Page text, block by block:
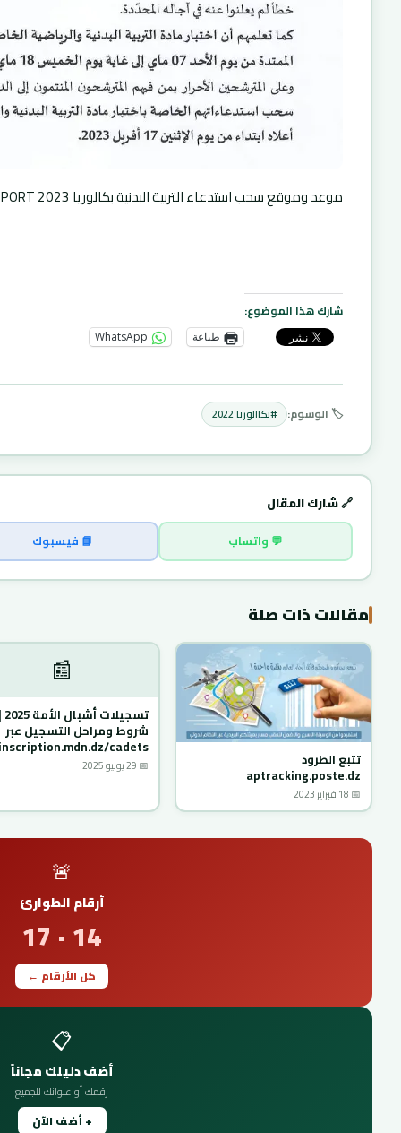
موعد وموقع سحب استدعاء التربية البدنية بكالوريا 2023 BAC ONEC DZ SPORT
شارك هذا الموضوع:
طباعة WhatsApp
🏷️ الوسوم: #بكاالوريا 2022
🔗 شارك المقال
💬 واتساب 📘 فيسبوك
مقالات ذات صلة
تتبع الطرود
aptracking.poste.dz
📅 18 فبراير 2023
📰
تسجيلات
شروط ومراحل التسجيل عبر
cadets
📅 29 يونيو 2025
🚨
أرقام الطوارئ
14 · 17
كل الأرقام ←
📋
أضف دليلك مجاناً
رقمك أو عنوانك للجميع
+ أضف الآن